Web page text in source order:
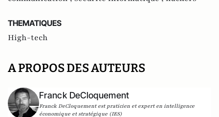
THEMATIQUES
High-tech
A PROPOS DES AUTEURS
Franck DeCloquement
Franck DeCloquement est praticien et expert en intelligence
économique et stratégique (IES)